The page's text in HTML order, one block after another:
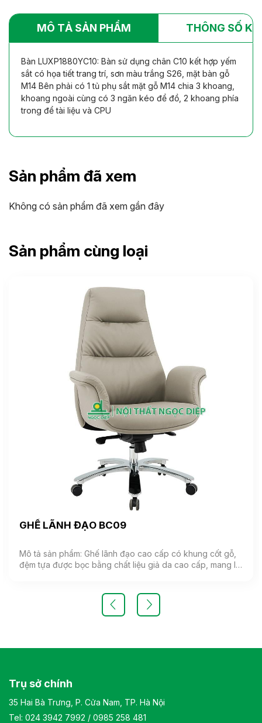
MÔ TẢ SẢN PHẨM THÔNG SỐ
Bàn LUXP1880YC10: Bàn sử dụng chân C10 kết hợp yếm
sắt có họa tiết trang trí, sơn màu trắng S26, mặt bàn gỗ
M14 Bên phải có 1 tủ phụ sắt mặt gỗ M14 chia 3 khoang,
khoang ngoài cùng có 3 ngăn kéo để đồ, 2 khoang phía
trong để tài liệu và CPU
Sản phẩm đã xem
Không có sản phẩm đã xem gần đây
Sản phẩm cùng loại
GHẾ LÃNH ĐẠO BC09
Mô tả sản phẩm: Ghế lãnh đạo cao cấp có khung cốt gỗ,
đệm tựa được bọc bằng chất liệu giả da cao cấp, mang lại
bảo tính bền vững và thẩm mỹ.( Sản phẩm nhập khẩu )
Màu sắc: Tùy chọn Chất liệu: Ghế lãnh đạo cao cấp có
Trụ sở chính
35 Hai Bà Trưng, P. Cửa Nam, TP. Hà Nội
Tel: 024 3942 7992 / 0985 258 481